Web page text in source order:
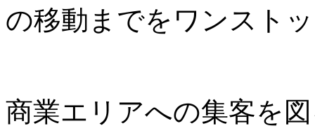
の移動までをワンスト
商業エリアへの集客を